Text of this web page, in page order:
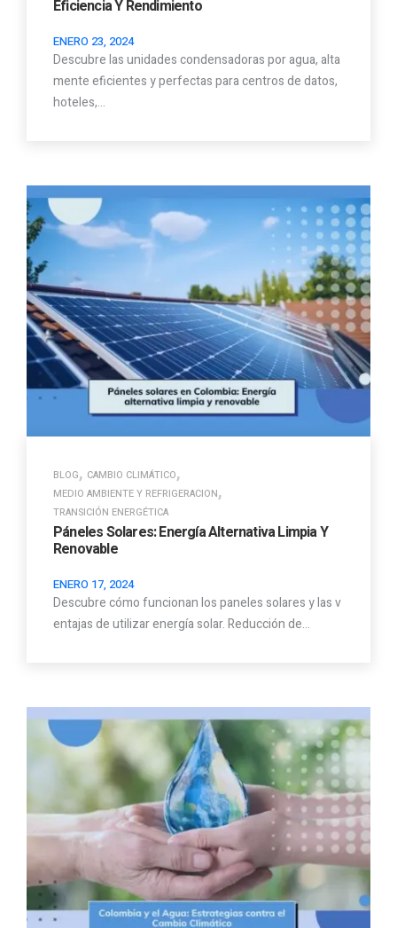
Eficiencia Y Rendimiento
ENERO 23, 2024
Descubre las unidades condensadoras por agua, alta
mente eficientes y perfectas para centros de datos,
hoteles,…
BLOG, CAMBIO CLIMÁTICO,
MEDIO AMBIENTE Y REFRIGERACION,
TRANSICIÓN ENERGÉTICA
Páneles Solares: Energía Alternativa Limpia Y
Renovable
ENERO 17, 2024
Descubre cómo funcionan los paneles solares y las v
entajas de utilizar energía solar. Reducción de…